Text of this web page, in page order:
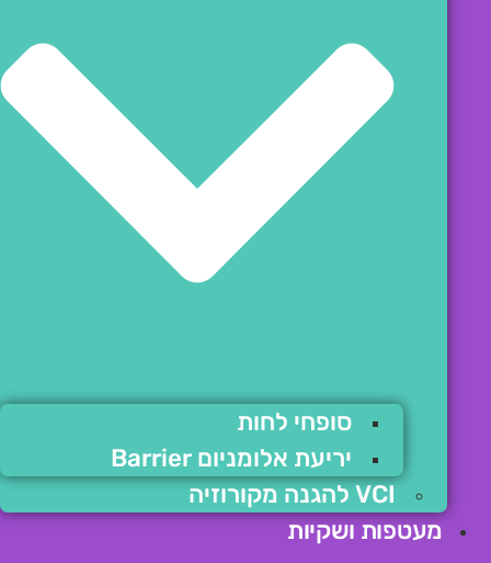
סופחי לחות
יריעת אלומניום Barrier
VCI להגנה מקורוזיה
מעטפות ושקיות